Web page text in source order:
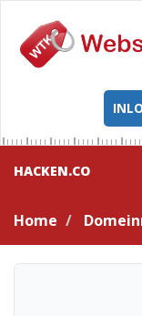
HACKEN.CO
Home